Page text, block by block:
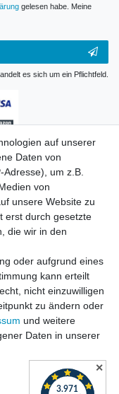
gelesen habe. Meine
es sich um ein Pflichtfeld.
auf unserer
Daten von
um z.B.
von
unsere Website zu
erst durch gesetzte
die wir in den
oder aufgrund eines
kann erteilt
nicht einzuwilligen
zu ändern oder
und weitere
Daten in unserer
✕